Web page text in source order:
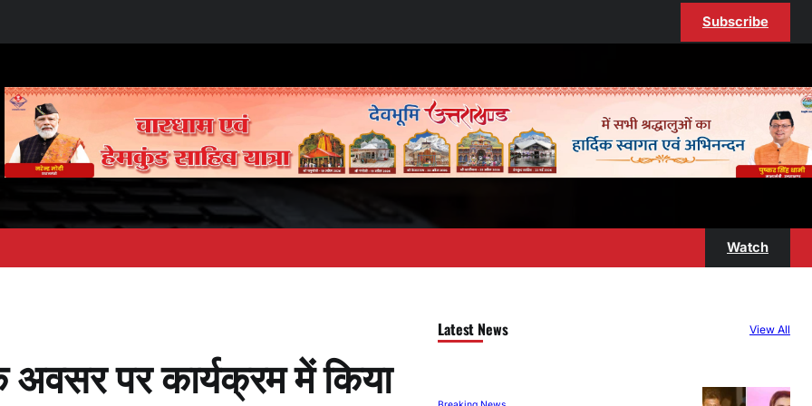
Subscribe
Watch
पर कार्यक्रम में किया
Latest News View All